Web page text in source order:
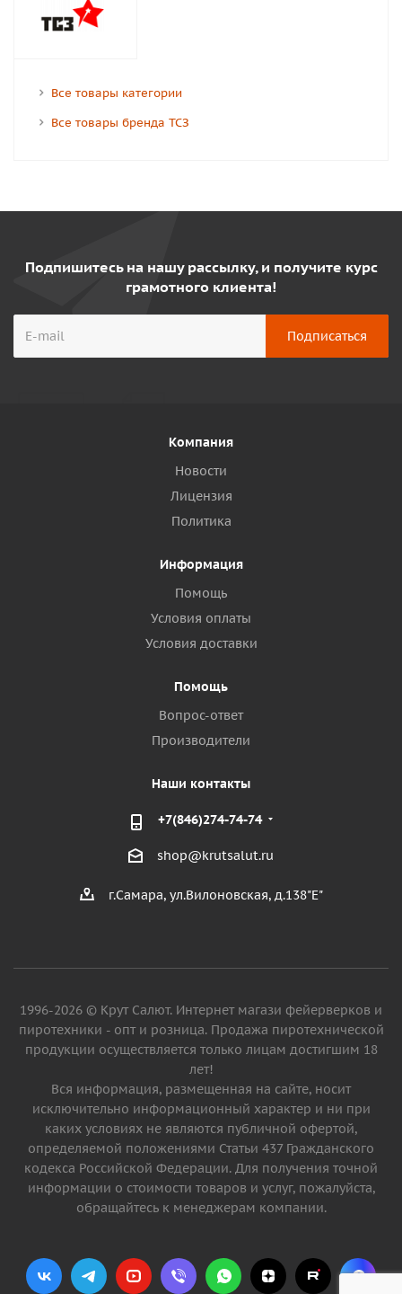
Все товары категории
Все товары бренда ТСЗ
Подпишитесь на нашу рассылку, и получите курс
грамотного клиента!
Компания
Новости
Лицензия
Политика
Информация
Помощь
Условия оплаты
Условия доставки
Помощь
Вопрос-ответ
Производители
Наши контакты
+7(846)274-74-74
shop@krutsalut.ru
г.Самара, ул.Вилоновская, д.138"Е"
1996-2026 © Крут Салют. Интернет магази фейерверков и
пиротехники - опт и розница. Продажа пиротехнической
продукции осуществляется только лицам достигшим 18
лет!
Вся информация, размещенная на сайте, носит
исключительно информационный характер и ни при
каких условиях не являются публичной офертой,
определяемой положениями Статьи 437 Гражданского
кодекса Российской Федерации. Для получения точной
информации о стоимости товаров и услуг, пожалуйста,
обращайтесь к менеджерам компании.